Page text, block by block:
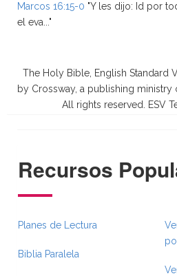
Marcos 16:15-0 "Y les dijo: Id por
el eva..."
The Holy Bible, English Standard
by Crossway, a publishing ministry
All rights reserved. ESV
Recursos
Planes de Lectura
Biblia Paralela